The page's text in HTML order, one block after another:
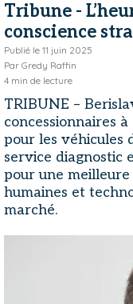
Tribune -
conscience
Publié le 11 juin 2025
Par Gredy Raffin
4 min de lecture
TRIBUNE –
concessionnaires
pour les véhicules
service diagnostic
pour une
humaines et
marché.